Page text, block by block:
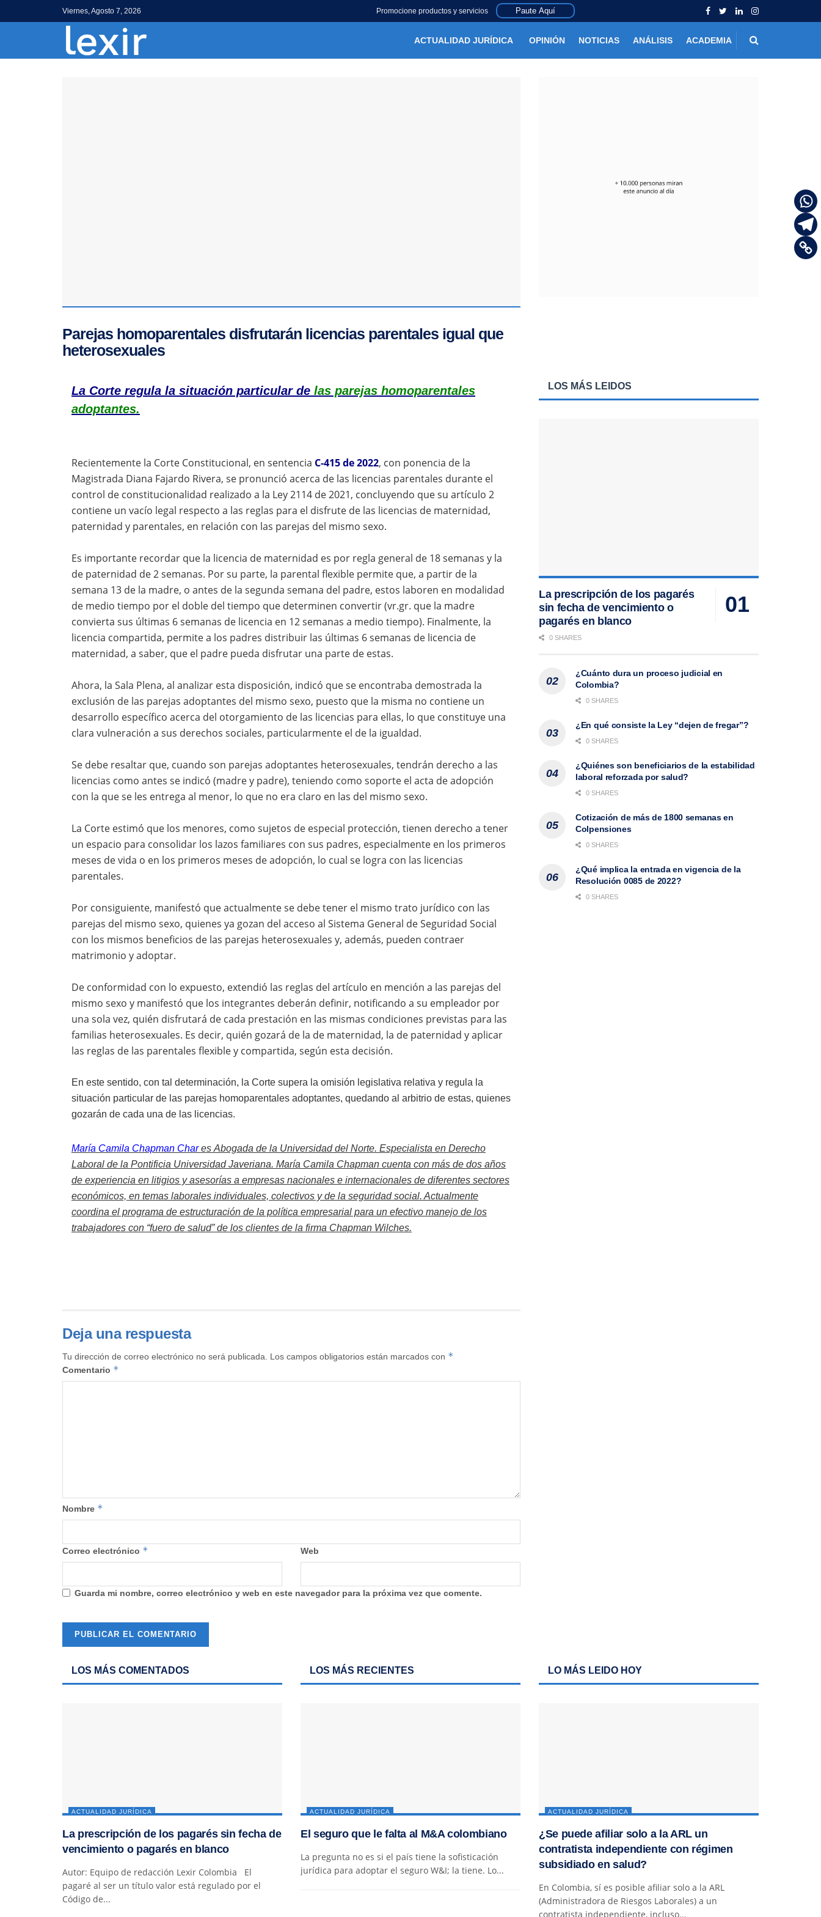
Viernes, Agosto 7, 2026 Promocione productos y servicios Paute Aquí
ACTUALIDAD JURÍDICA OPINIÓN NOTICIAS ANÁLISIS ACADEMIA
Parejas homoparentales disfrutarán licencias parentales igual que
heterosexuales
La Corte regula la situación particular de las parejas homoparentales
adoptantes.
Recientemente la Corte Constitucional, en sentencia C-415 de 2022, con ponencia de la
Magistrada Diana Fajardo Rivera, se pronunció acerca de las licencias parentales durante el
control de constitucionalidad realizado a la Ley 2114 de 2021, concluyendo que su artículo 2
contiene un vacío legal respecto a las reglas para el disfrute de las licencias de maternidad,
paternidad y parentales, en relación con las parejas del mismo sexo.
Es importante recordar que la licencia de maternidad es por regla general de 18 semanas y la
de paternidad de 2 semanas. Por su parte, la parental flexible permite que, a partir de la
semana 13 de la madre, o antes de la segunda semana del padre, estos laboren en modalidad
de medio tiempo por el doble del tiempo que determinen convertir (vr.gr. que la madre
convierta sus últimas 6 semanas de licencia en 12 semanas a medio tiempo). Finalmente, la
licencia compartida, permite a los padres distribuir las últimas 6 semanas de licencia de
maternidad, a saber, que el padre pueda disfrutar una parte de estas.
Ahora, la Sala Plena, al analizar esta disposición, indicó que se encontraba demostrada la
exclusión de las parejas adoptantes del mismo sexo, puesto que la misma no contiene un
desarrollo específico acerca del otorgamiento de las licencias para ellas, lo que constituye una
clara vulneración a sus derechos sociales, particularmente el de la igualdad.
Se debe resaltar que, cuando son parejas adoptantes heterosexuales, tendrán derecho a las
licencias como antes se indicó (madre y padre), teniendo como soporte el acta de adopción
con la que se les entrega al menor, lo que no era claro en las del mismo sexo.
La Corte estimó que los menores, como sujetos de especial protección, tienen derecho a tener
un espacio para consolidar los lazos familiares con sus padres, especialmente en los primeros
meses de vida o en los primeros meses de adopción, lo cual se logra con las licencias
parentales.
Por consiguiente, manifestó que actualmente se debe tener el mismo trato jurídico con las
parejas del mismo sexo, quienes ya gozan del acceso al Sistema General de Seguridad Social
con los mismos beneficios de las parejas heterosexuales y, además, pueden contraer
matrimonio y adoptar.
De conformidad con lo expuesto, extendió las reglas del artículo en mención a las parejas del
mismo sexo y manifestó que los integrantes deberán definir, notificando a su empleador por
una sola vez, quién disfrutará de cada prestación en las mismas condiciones previstas para las
familias heterosexuales. Es decir, quién gozará de la de maternidad, la de paternidad y aplicar
las reglas de las parentales flexible y compartida, según esta decisión.
En este sentido, con tal determinación, la Corte supera la omisión legislativa relativa y regula la
situación particular de las parejas homoparentales adoptantes, quedando al arbitrio de estas, quienes
gozarán de cada una de las licencias.
María Camila Chapman Chares Abogada de la Universidad del Norte. Especialista en Derecho
Laboral de la Pontificia Universidad Javeriana. María Camila Chapman cuenta con más de dos años
de experiencia en litigios y asesorías a empresas nacionales e internacionales de diferentes sectores
económicos, en temas laborales individuales, colectivos y de la seguridad social. Actualmente
coordina el programa de estructuración de la política empresarial para un efectivo manejo de los
trabajadores con “fuero de salud” de los clientes de la firma Chapman Wilches.
Deja una respuesta
Tu dirección de correo electrónico no será publicada. Los campos obligatorios están marcados con *
Comentario *
Nombre *
Correo electrónico * Web
Guarda mi nombre, correo electrónico y web en este navegador para la próxima vez que comente.
LOS MÁS LEIDOS
La prescripción de los pagarés
sin fecha de vencimiento o
pagarés en blanco
0 SHARES
¿Cuánto dura un proceso judicial en
Colombia?
0 SHARES
¿En qué consiste la Ley “dejen de fregar”?
0 SHARES
¿Quiénes son beneficiarios de la estabilidad
laboral reforzada por salud?
0 SHARES
Cotización de más de 1800 semanas en
Colpensiones
0 SHARES
¿Qué implica la entrada en vigencia de la
Resolución 0085 de 2022?
0 SHARES
LOS MÁS COMENTADOS
ACTUALIDAD JURÍDICA
La prescripción de los pagarés sin fecha de
vencimiento o pagarés en blanco
Autor: Equipo de redacción Lexir Colombia El
pagaré al ser un título valor está regulado por el
Código de...
LOS MÁS RECIENTES
ACTUALIDAD JURÍDICA
El seguro que le falta al M&A colombiano
La pregunta no es si el país tiene la sofisticación
jurídica para adoptar el seguro W&I; la tiene. Lo...
LO MÁS LEIDO HOY
ACTUALIDAD JURÍDICA
¿Se puede afiliar solo a la ARL un
contratista independiente con régimen
subsidiado en salud?
En Colombia, sí es posible afiliar solo a la ARL
(Administradora de Riesgos Laborales) a un
contratista independiente, incluso...